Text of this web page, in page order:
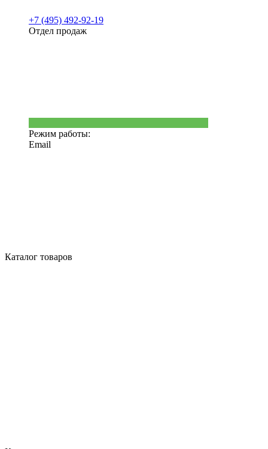
+7 (495) 492-92-19
Отдел продаж
Режим работы:
Email
Каталог товаров